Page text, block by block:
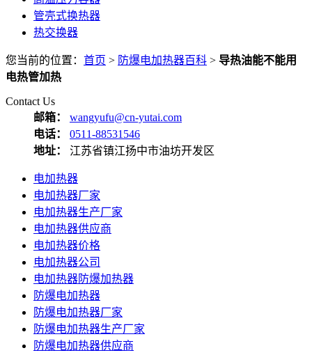
管壳式换热器
热交换器
您当前的位置： 首页 > 防爆电加热器百科 > 导热油能不能用
电热管加热
Contact Us
邮箱：
wangyufu@cn-yutai.com
电话：
0511-88531546
地址：
江苏省镇江扬中市油坊开发区
电加热器
电加热器厂家
电加热器生产厂家
电加热器供应商
电加热器价格
电加热器公司
电加热器防爆加热器
防爆电加热器
防爆电加热器厂家
防爆电加热器生产厂家
防爆电加热器供应商